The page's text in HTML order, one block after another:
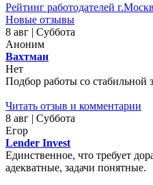
Рейтинг работодателей
Новые отзывы
8 авг | Суббота
Аноним
Вахтман
Нет
Подбор работы со стабильной
Читать отзыв и комментарии
8 авг | Суббота
Егор
Lender Invest
Единственное, что требует
адекватные, задачи понятные.